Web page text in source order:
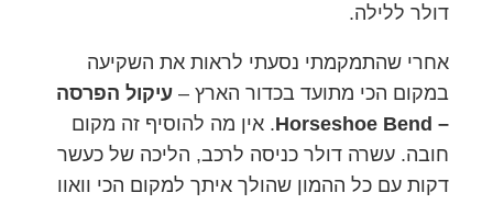
דולר ללילה.
אחרי שהתמקמתי נסעתי לראות את השקיעה
במקום הכי מתועד בכדור הארץ – עיקול הפרסה
– Horseshoe Bend
. אין מה להוסיף זה מקום
חובה. עשרה דולר כניסה לרכב, הליכה של כעשר
דקות עם כל ההמון שהולך איתך למקום הכי וואוו